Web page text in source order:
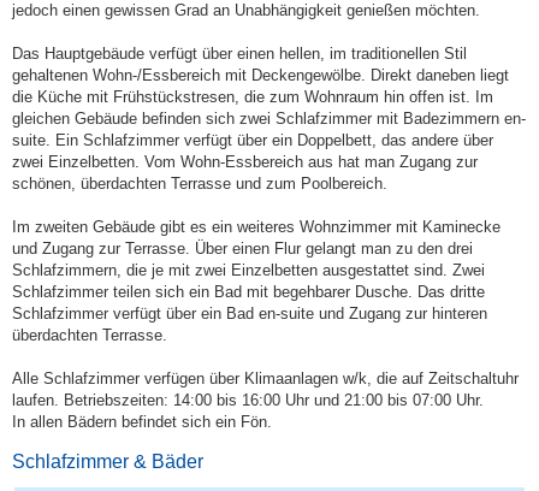
jedoch einen gewissen Grad an Unabhängigkeit genießen möchten.
Das Hauptgebäude verfügt über einen hellen, im traditionellen Stil
gehaltenen Wohn-/Essbereich mit Deckengewölbe. Direkt daneben liegt
die Küche mit Frühstückstresen, die zum Wohnraum hin offen ist. Im
gleichen Gebäude befinden sich zwei Schlafzimmer mit Badezimmern en-
suite. Ein Schlafzimmer verfügt über ein Doppelbett, das andere über
zwei Einzelbetten. Vom Wohn-Essbereich aus hat man Zugang zur
schönen, überdachten Terrasse und zum Poolbereich.
Im zweiten Gebäude gibt es ein weiteres Wohnzimmer mit Kaminecke
und Zugang zur Terrasse. Über einen Flur gelangt man zu den drei
Schlafzimmern, die je mit zwei Einzelbetten ausgestattet sind. Zwei
Schlafzimmer teilen sich ein Bad mit begehbarer Dusche. Das dritte
Schlafzimmer verfügt über ein Bad en-suite und Zugang zur hinteren
überdachten Terrasse.
Alle Schlafzimmer verfügen über Klimaanlagen w/k, die auf Zeitschaltuhr
laufen. Betriebszeiten: 14:00 bis 16:00 Uhr und 21:00 bis 07:00 Uhr.
In allen Bädern befindet sich ein Fön.
Schlafzimmer & Bäder